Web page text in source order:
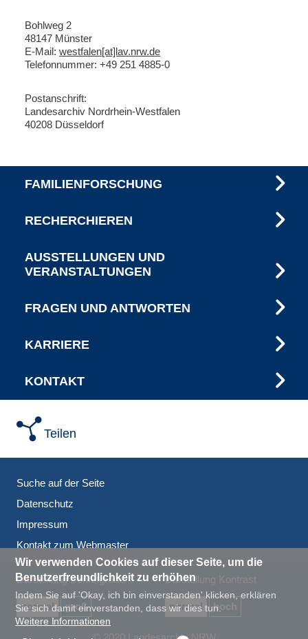
Bohlweg 2
48147 Münster
E-Mail: westfalen[at]lav.nrw.de
Telefonnummer: +49 251 4885-0
Postanschrift:
Landesarchiv Nordrhein-Westfalen
40208 Düsseldorf
FAMILIENFORSCHUNG
RECHERCHIEREN
AUSSTELLUNGEN UND
VERANSTALTUNGEN
FRAGEN UND ANTWORTEN
KARRIERE
KONTAKT
Teilen
Darstellung Schriftgröße Darstellung Kontrast
normal groß normal hoch
Suche auf der Seite
Datenschutz
Impressum
Kontakt zum Webmaster
Wir verwenden Cookies auf dieser Seite, um die
Benutzerfreundlichkeit zu erhöhen
Indem Sie auf 'Okay, ich bin einverstanden' klicken, erklären
Sie sich damit einverstanden, dass wir dies tun.
Weitere Informationen